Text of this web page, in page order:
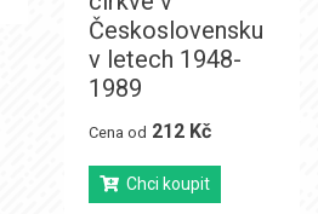
Československu
v letech 1948-
1989
Cena od 212 Kč
Chci koupit